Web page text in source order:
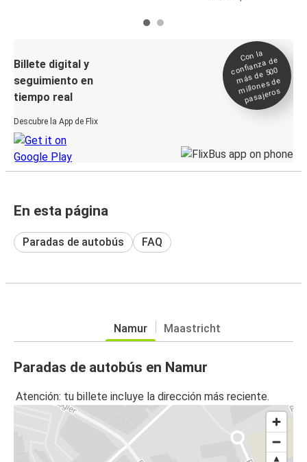
Billete digital y
seguimiento en
tiempo real
Descubre la App de Flix
Con la
confianza de
más de 500
millones de
pasajeros
En esta página
Paradas de autobús FAQ
Namur Maastricht
Paradas de autobús en Namur
Atención: tu billete incluye la dirección más reciente.